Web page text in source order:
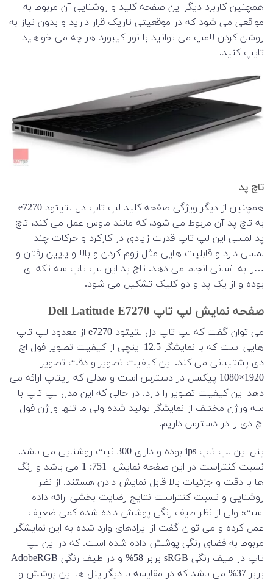
همچنین کاربرد دیگر این صفحه کلید و روشنایی آن مربوط به
مواقعی می شود که در موقعیتی تاریک قرار دارید و بدون نیاز به
روشن کردن لامپ می توانید با نور کیبورد هر چه می خواهید
تایپ کنید.
تاچ پد
همچنین از دیگر ویژگی صفحه کلید لپ تاپ دل لتیتود e7270
به تاچ پد آن مربوط می شود، که مانند ماوس عمل می کند، تاچ
پد لمسی این لپ تاپ قدرت زیادی در کارکرد و حرکات چند
لمسی دارد و قابلیت هایی مثل زوم کردن و بالا و پایین رفتن و
…را به آسانی انجام می دهد. تاچ پد این لپ تاپ سه تکه ای
بوده و از یک پد و دو کلیک تشکیل می شود.
صفحه نمایش لپ تاپ Dell Latitude E7270
می توان گفت که لپ تاپ دل لتیتود e7270 از معدود لپ تاپ
هایی است که با نمایشگر 12.5 اینچی از کیفیت تصویر فول اچ
دی پشتیبانی می کند. این کیفیت تصویر و دقت تصویر
1920×1080 پیکسل در دسترس است و مدلی که رایتاپ ارائه می
دهد این کیفیت تصویر را دارد. در حالی که این مدل لپ تاپ با
سه ورژن مختلف از نمایشگر تولید شده ولی ما تنها ورژن فول
اچ دی را در دسترس داریم.
پنل این لپ تاپ ips بوده و دارای 300 نیت روشنایی می باشد.
نسبت کنتراست در این صفحه نمایش 751: 1 می باشد و رنگ
ها با دقت و جزئیات بالا قابل نمایش دادن هستند. از نظر
روشنایی و نسبت کنتراست نتایج رضایت بخشی ارائه داده
است؛ ولی از نظر طیف رنگی پوشش داده شده کمی ضعیف
عمل کرده و می توان گفت از ایرادهای وارد شده به این نمایشگر
مربوط به فضای رنگی پوشش داده شده است. که در این لپ
تاپ در طیف رنگی sRGB برابر 58% و در طیف رنگی AdobeRGB
برابر 37% می باشد که در مقایسه با دیگر پنل ها این پوشش و